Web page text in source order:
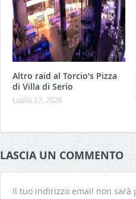
Altro raid al Torcio’s Pizza
di Villa di Serio
Luglio 27, 2026
LASCIA UN COMMENTO
Il tuo indirizzo email non sarà